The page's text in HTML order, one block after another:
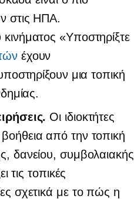
στις ΗΠΑ.
«Υποστηρίξτε
έχουν
μια τοπική
Οι ιδιοκτήτες
από την τοπική
δανείου, συμβολαιακής
τις τοπικές
σχετικά με το πώς η